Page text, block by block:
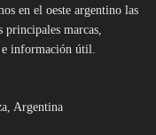
en el oeste argentino las
principales marcas,
e información útil.
Argentina